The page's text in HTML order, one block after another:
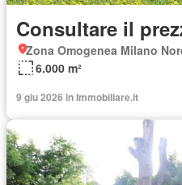
Consultare il
Zona Omogenea Milano
6.000 m²
9 giu 2026 in Immobiliare.it